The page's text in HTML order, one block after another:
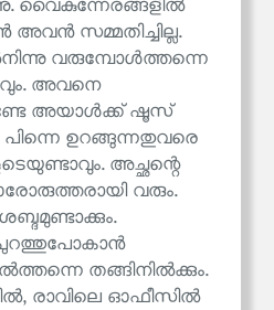
വൈകുന്നേരങ്ങളിൽ
അവൻ സമ്മതിച്ചില്ല.
വരുമ്പോൾത്തന്നെ
അവനെ
അയാൾക്ക് ഷൂസ്
ഉറങ്ങുന്നതുവരെ
അച്ഛന്റെ
വരും.
ശബ്ദമുണ്ടാക്കും.
പുറത്തുപോകാൻ
തങ്ങിനിൽക്കും.
രാവിലെ ഓഫീസിൽ